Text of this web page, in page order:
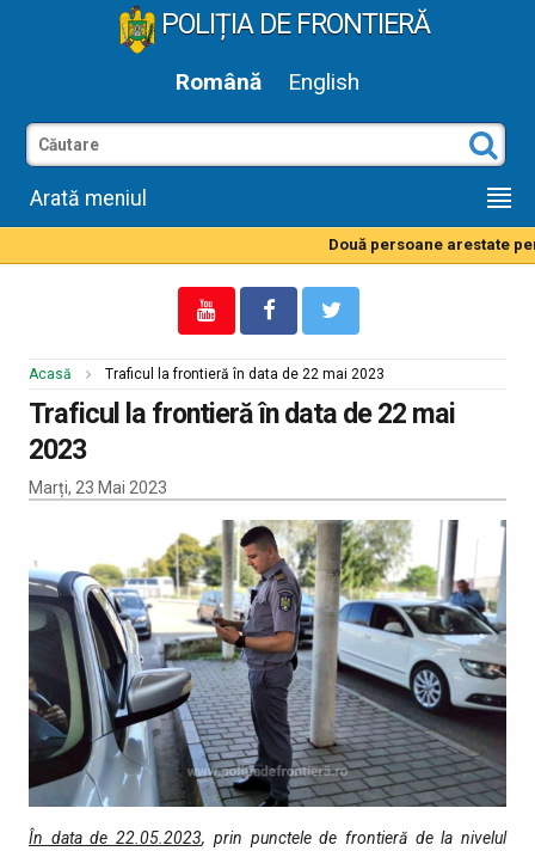
POLIȚIA DE FRONTIERĂ
Română English
Arată meniul
Două persoane arestate
Acasă Traficul la frontieră în data de 22 mai 2023
Traficul la frontieră în data de 22 mai
2023
Marți, 23 Mai 2023
În data de 22.05.2023, prin punctele de fro­ntieră de la nivelul